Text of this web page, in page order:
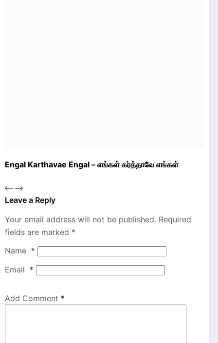
Engal Karthavae Engal – எங்கள் கர்த்தாவே எங்கள்
Leave a Reply
Your email address will not be published. Required
fields are marked *
Name *
Email *
Add Comment *